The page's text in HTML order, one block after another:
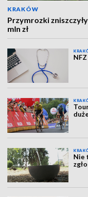
KRAKÓW
Przymrozki
mln zł
Nie